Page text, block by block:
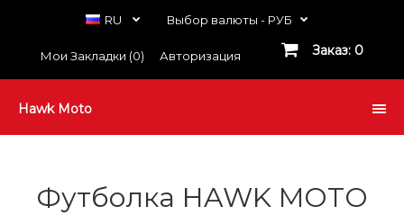
RU Выбор валюты - РУБ
Мои Закладки (0) Авторизация Заказ: 0
Hawk Moto
Футболка HAWK MOTO